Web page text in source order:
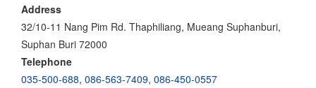
Address
32/10-11 Nang Pim Rd. Thaphiliang, Mueang Suphanburi,
Suphan Buri 72000
Telephone
035-500-688, 086-563-7409, 086-450-0557